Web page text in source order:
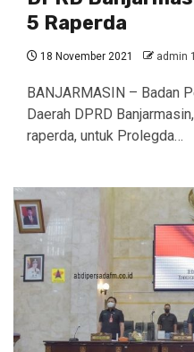
5 Raperda
18 November 2021 admin 1
BANJARMASIN – Badan
Daerah DPRD
raperda, untuk Prolegda…